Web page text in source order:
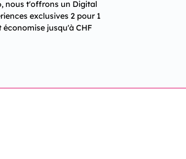
nous t'offrons un Digital
exclusives 2 pour 1
jusqu'à CHF